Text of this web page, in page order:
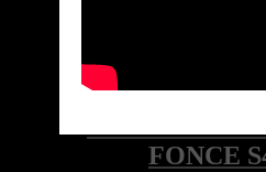
COUVRE
FONCE